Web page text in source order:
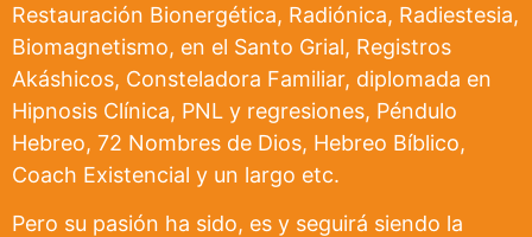
Restauración Bionergética, Radiónica, Radiestesia,
Biomagnetismo, en el Santo Grial, Registros
Akáshicos, Consteladora Familiar, diplomada en
Hipnosis Clínica, PNL y regresiones, Péndulo
Hebreo, 72 Nombres de Dios, Hebreo Bíblico,
Coach Existencial y un largo etc.
Pero su pasión ha sido, es y seguirá siendo la